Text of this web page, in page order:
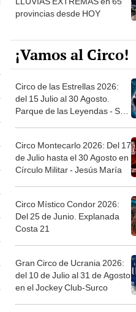
provincias desde HOY
¡Vamos al Circo!
Circo de las Estrellas 2026:
del 15 Julio al 30 Agosto.
Parque de las Leyendas - San
Circo Montecarlo 2026: Del 17
de Julio hasta el 30 Agosto en
Círculo Militar - Jesús María
Circo Místico Condor 2026:
Del 25 de Junio. Explanada
Costa 21
Gran Circo de Ucrania 2026:
del 10 de Julio al 31 de Agosto
en el Jockey Club-Surco